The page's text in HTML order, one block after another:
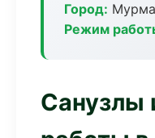
Город:
Режим
Санузлы